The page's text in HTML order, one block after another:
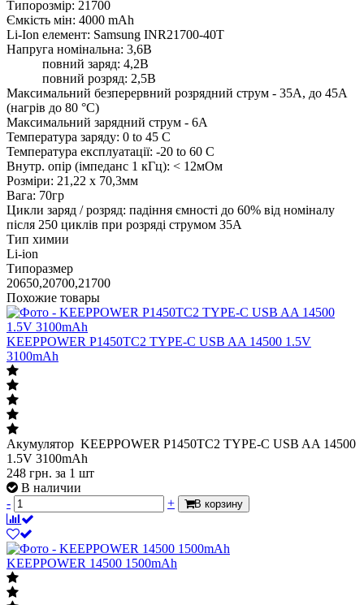
Типорозмір: 21700
Ємкість мін: 4000 mAh
Li-Ion елемент: Samsung INR21700-40T
Напруга номінальна: 3,6В
повний заряд: 4,2В
повний розряд: 2,5В
Максимальний безперервний розрядний струм - 35А, до 45А
(нагрів до 80 °С)
Максимальний зарядний струм - 6А
Температура заряду: 0 to 45 C
Температура експлуатації: -20 to 60 C
Внутр. опір (імпеданс 1 кГц): < 12мОм
Розміри: 21,22 х 70,3мм
Вага: 70гр
Цикли заряд / розряд: падіння ємності до 60% від номіналу
після 250 циклів при розряді струмом 35А
Тип химии
Li-ion
Типоразмер
20650,20700,21700
Похожие товары
KEEPPOWER P1450TC2 TYPE-C USB AA 14500 1.5V
3100mAh
Акумулятор KEEPPOWER P1450TC2 TYPE-C USB AA 14500
1.5V 3100mAh
248 грн. за 1 шт
В наличии
-
+ В корзину
KEEPPOWER 14500 1500mAh